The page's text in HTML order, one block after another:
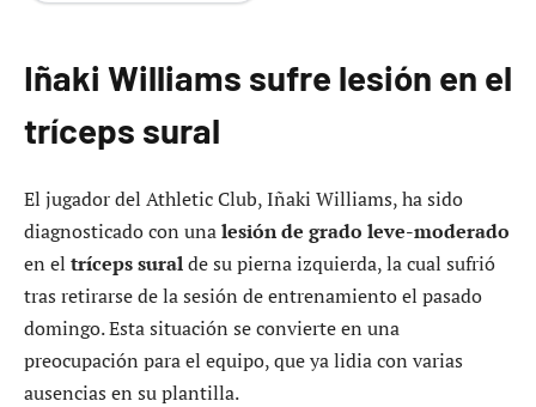
Iñaki Williams sufre lesión en el
tríceps sural
El jugador del Athletic Club, Iñaki Williams, ha sido
diagnosticado con unalesión de grado leve-moderado
en el tríceps suralde su pierna izquierda, la cual sufrió
tras retirarse de la sesión de entrenamiento el pasado
domingo. Esta situación se convierte en una
preocupación para el equipo, que ya lidia con varias
ausencias en su plantilla.